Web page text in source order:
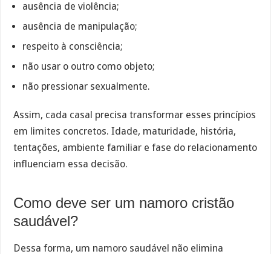
ausência de violência;
ausência de manipulação;
respeito à consciência;
não usar o outro como objeto;
não pressionar sexualmente.
Assim, cada casal precisa transformar esses princípios
em limites concretos. Idade, maturidade, história,
tentações, ambiente familiar e fase do relacionamento
influenciam essa decisão.
Como deve ser um namoro cristão
saudável?
Dessa forma, um namoro saudável não elimina